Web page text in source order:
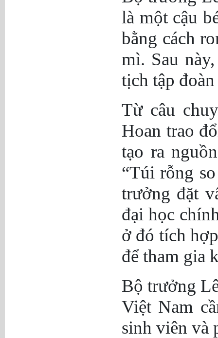
là một cậu
bằng cách
mì. Sau
tịch tập
Từ câu
Hoan trao
tạo ra
“Túi rỗng
trưởng đặt
đại học
ở đó tích
để tham gia
Bộ trưởng
Việt Nam
sinh viên và